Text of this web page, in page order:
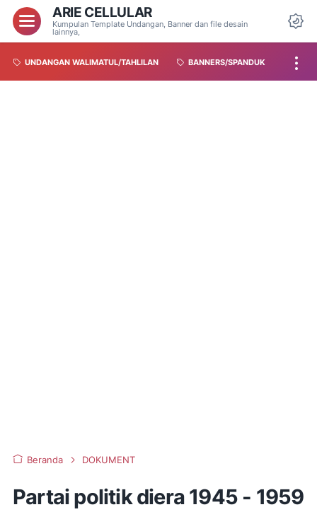
ARIE CELLULAR
Kumpulan Template Undangan, Banner dan file desain
lainnya,
UNDANGAN WALIMATUL/TAHLILAN BANNERS/SPANDUK
Beranda DOKUMENT
Partai politik diera 1945 - 1959